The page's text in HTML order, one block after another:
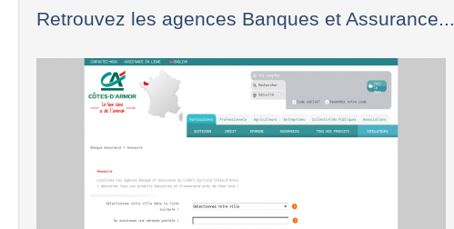
Retrouvez les agences Banques et Assurance...